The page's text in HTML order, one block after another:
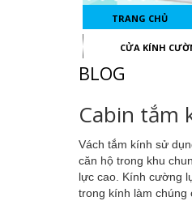
TRANG CHỦ
CỬA KÍNH
BLOG
Cabin tắm
Vách tắm kính sử
căn hộ trong khu
lực cao. Kính cường
trong kính làm chúng